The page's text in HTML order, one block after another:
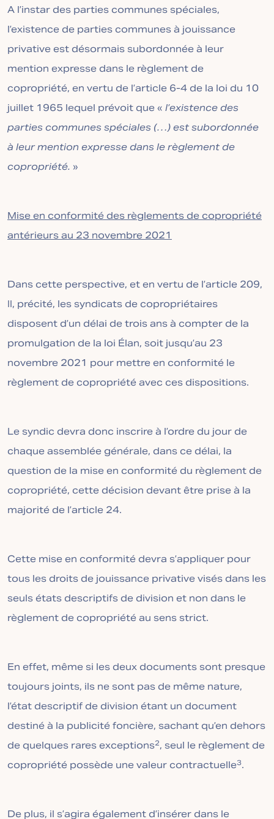
A l’instar des parties communes spéciales,
l’existence de parties communes à jouissance
privative est désormais subordonnée à leur
mention expresse dans le règlement de
copropriété, en vertu de l’article 6-4 de la loi du 10
juillet 1965 lequel prévoit que «l’existence des
parties communes spéciales (…) est subordonnée
à leur mention expresse dans le règlement de
copropriété.»
Mise en conformité des règlements de copropriété
antérieurs au 23 novembre 2021
Dans cette perspective, et en vertu de l’article 209,
II, précité, les syndicats de copropriétaires
disposent d’un délai de trois ans à compter de la
promulgation de la loi Élan, soit jusqu’au 23
novembre 2021 pour mettre en conformité le
règlement de copropriété avec ces dispositions.
Le syndic devra donc inscrire à l’ordre du jour de
chaque assemblée générale, dans ce délai, la
question de la mise en conformité du règlement de
copropriété, cette décision devant être prise à la
majorité de l’article 24.
Cette mise en conformité devra s’appliquer pour
tous les droits de jouissance privative visés dans les
seuls états descriptifs de division et non dans le
règlement de copropriété au sens strict.
En effet, même si les deux documents sont presque
toujours joints, ils ne sont pas de même nature,
l’état descriptif de division étant un document
destiné à la publicité foncière, sachant qu’en dehors
de quelques rares exceptions2, seul le règlement de
copropriété possède une valeur contractuelle3.